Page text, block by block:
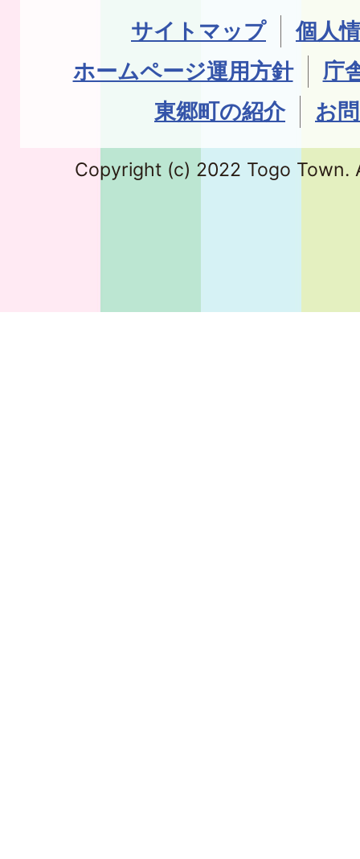
サイトマップ
個人
ホームページ運用方針
庁
東郷町の紹介
お
Copyright (c) 2022 Togo Town.